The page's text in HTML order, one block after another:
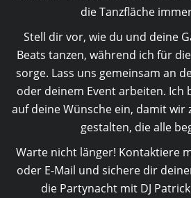
die Tanzfläche
Stell dir vor, wie du und deine
Beats tanzen, während ich für
sorge. Lass uns gemeinsam an
oder deinem Event arbeiten. Ich
auf deine Wünsche ein, damit wir
gestalten, die alle
Warte nicht länger! Kontaktiere
oder E-Mail und sichere dir
die Partynacht mit DJ